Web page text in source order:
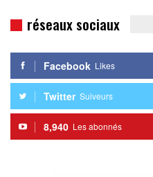
réseaux sociaux
Facebook Likes
Twitter Suiveurs
8,940 Les abonnés